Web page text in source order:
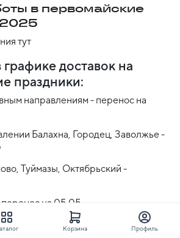
в первомайские
тут
доставок на
праздники:
направлениям - перенос на
Балахна, Городец, Заволжье -
Туймазы, Октябрьский -
на 05.05
на 05.05
Корзина Профиль